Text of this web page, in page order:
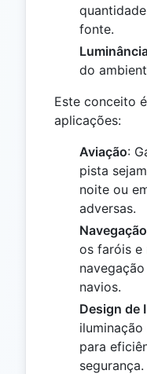
fonte.
do
Este conceito
aplicações:
Aviação:
pista
noite ou
adversas.
os faróis e
navios.
Design de
para
segurança.